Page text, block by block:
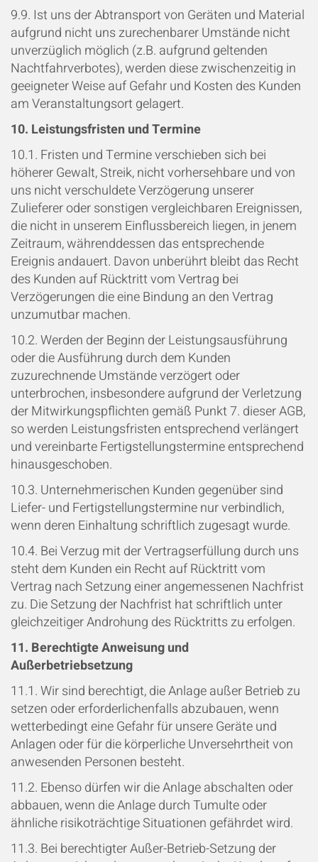
9.9. Ist uns der Abtransport von Geräten und Material
aufgrund nicht uns zurechenbarer Umstände nicht
unverzüglich möglich (z.B. aufgrund geltenden
Nachtfahrverbotes), werden diese zwischenzeitig in
geeigneter Weise auf Gefahr und Kosten des Kunden
am Veranstaltungsort gelagert.
10. Leistungsfristen und Termine
10.1. Fristen und Termine verschieben sich bei
höherer Gewalt, Streik, nicht vorhersehbare und von
uns nicht verschuldete Verzögerung unserer
Zulieferer oder sonstigen vergleichbaren Ereignissen,
die nicht in unserem Einflussbereich liegen, in jenem
Zeitraum, währenddessen das entsprechende
Ereignis andauert. Davon unberührt bleibt das Recht
des Kunden auf Rücktritt vom Vertrag bei
Verzögerungen die eine Bindung an den Vertrag
unzumutbar machen.
10.2. Werden der Beginn der Leistungsausführung
oder die Ausführung durch dem Kunden
zuzurechnende Umstände verzögert oder
unterbrochen, insbesondere aufgrund der Verletzung
der Mitwirkungspflichten gemäß Punkt 7. dieser AGB,
so werden Leistungsfristen entsprechend verlängert
und vereinbarte Fertigstellungstermine entsprechend
hinausgeschoben.
10.3. Unternehmerischen Kunden gegenüber sind
Liefer- und Fertigstellungstermine nur verbindlich,
wenn deren Einhaltung schriftlich zugesagt wurde.
10.4. Bei Verzug mit der Vertragserfüllung durch uns
steht dem Kunden ein Recht auf Rücktritt vom
Vertrag nach Setzung einer angemessenen Nachfrist
zu. Die Setzung der Nachfrist hat schriftlich unter
gleichzeitiger Androhung des Rücktritts zu erfolgen.
11. Berechtigte Anweisung und
Außerbetriebsetzung
11.1. Wir sind berechtigt, die Anlage außer Betrieb zu
setzen oder erforderlichenfalls abzubauen, wenn
wetterbedingt eine Gefahr für unsere Geräte und
Anlagen oder für die körperliche Unversehrtheit von
anwesenden Personen besteht.
11.2. Ebenso dürfen wir die Anlage abschalten oder
abbauen, wenn die Anlage durch Tumulte oder
ähnliche risikoträchtige Situationen gefährdet wird.
11.3. Bei berechtigter Außer-Betrieb-Setzung der